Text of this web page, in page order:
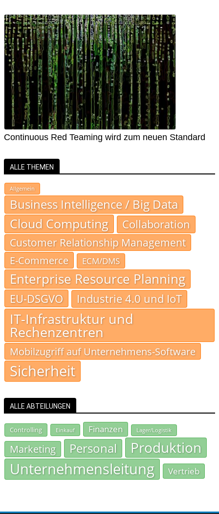
Continuous Red Teaming wird zum neuen Standard
ALLE THEMEN
Allgemein
Business Intelligence / Big Data
Cloud Computing Collaboration
Customer Relationship Management
E-Commerce
ECM/DMS
Enterprise Resource Planning
EU-DSGVO Industrie 4.0 und IoT
IT-Infrastruktur und
Rechenzentren
Mobilzugriff auf Unternehmens-Software
Sicherheit
ALLE ABTEILUNGEN
Controlling Einkauf Finanzen Lager/Logistik
Marketing Personal Produktion
Unternehmensleitung Vertrieb